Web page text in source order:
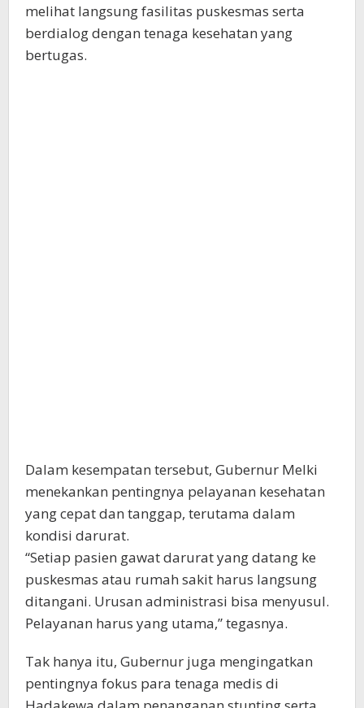
melihat langsung fasilitas puskesmas serta
berdialog dengan tenaga kesehatan yang
bertugas.
Dalam kesempatan tersebut, Gubernur Melki
menekankan pentingnya pelayanan kesehatan
yang cepat dan tanggap, terutama dalam
kondisi darurat.
“Setiap pasien gawat darurat yang datang ke
puskesmas atau rumah sakit harus langsung
ditangani. Urusan administrasi bisa menyusul.
Pelayanan harus yang utama,” tegasnya.
Tak hanya itu, Gubernur juga mengingatkan
pentingnya fokus para tenaga medis di